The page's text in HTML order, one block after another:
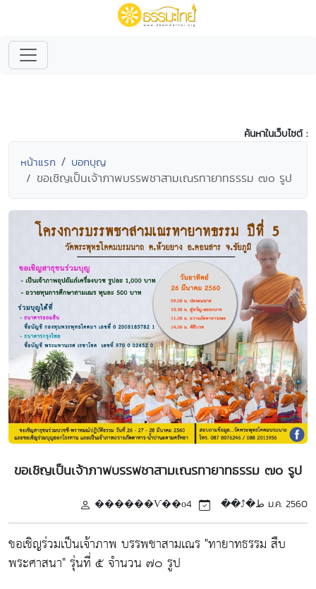
ค้นหาในเว็บไซต์ :
หน้าแรก บอกบุญ
ขอเชิญเป็นเจ้าภาพบรรพชาสามเณรทายาทธรรม ๗๐ รูป
ขอเชิญเป็นเจ้าภาพบรรพชาสามเณรทายาทธรรม ๗๐ รูป
������Ѵ��оط�⤴�� 4 ม.ค. 2560
ขอเชิญร่วมเป็นเจ้าภาพ บรรพชาสามเณร "ทายาทธรรม สืบ
พระศาสนา" รุ่นที่ ๕ จำนวน ๗๐ รูป